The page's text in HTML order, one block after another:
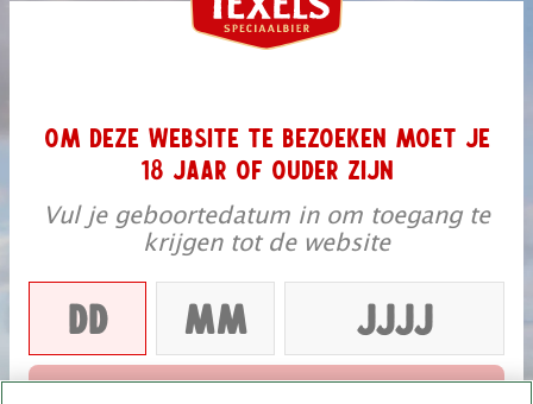
OM DEZE WEBSITE TE BEZOEKEN MOET JE
18 JAAR OF OUDER ZIJN
Vul je geboortedatum in om toegang te
krijgen tot de website